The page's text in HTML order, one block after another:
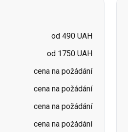
od 490 UAH
od 1750 UAH
cena na požádání
cena na požádání
cena na požádání
cena na požádání